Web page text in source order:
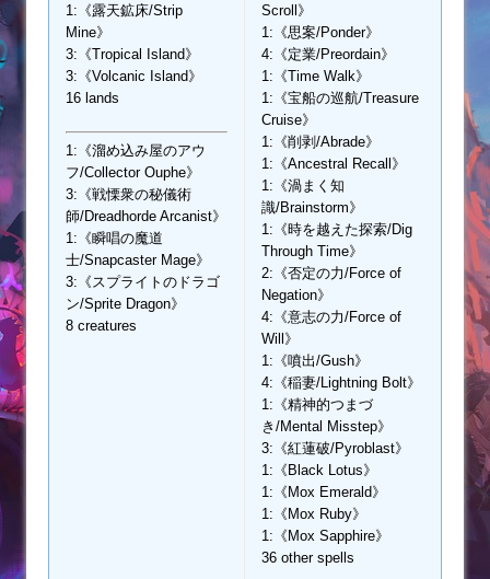
1:《露天鉱床/Strip
Mine》
3:《Tropical Island》
3:《Volcanic Island》
16 lands
1:《溜め込み屋のアウ
フ/Collector Ouphe》
3:《戦慄衆の秘儀術
師/Dreadhorde Arcanist》
1:《瞬唱の魔道
士/Snapcaster Mage》
3:《スプライトのドラゴ
ン/Sprite Dragon》
8 creatures
Scroll》
1:《思案/Ponder》
4:《定業/Preordain》
1:《Time Walk》
1:《宝船の巡航/Treasure
Cruise》
1:《削剥/Abrade》
1:《Ancestral Recall》
1:《渦まく知
識/Brainstorm》
1:《時を越えた探索/Dig
Through Time》
2:《否定の力/Force of
Negation》
4:《意志の力/Force of
Will》
1:《噴出/Gush》
4:《稲妻/Lightning Bolt》
1:《精神的つまづ
き/Mental Misstep》
3:《紅蓮破/Pyroblast》
1:《Black Lotus》
1:《Mox Emerald》
1:《Mox Ruby》
1:《Mox Sapphire》
36 other spells